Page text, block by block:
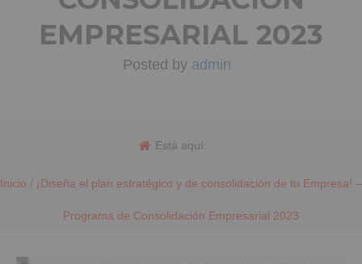
EMPRESARIAL 2023
Posted by admin
Está aquí:
Inicio / ¡Diseña el plan estratégico y de consolidación de tu Empresa! –
Programa de Consolidación Empresarial 2023